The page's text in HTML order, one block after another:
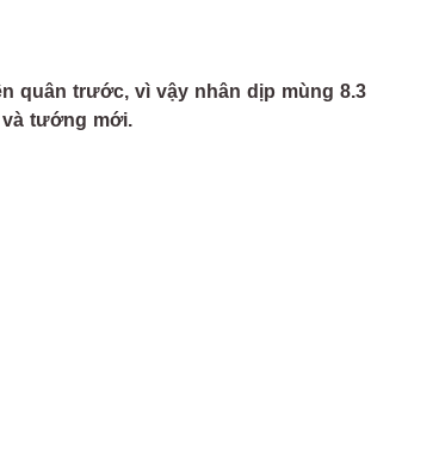
quân trước, vì vậy nhân dịp mùng 8.3
tướng mới.